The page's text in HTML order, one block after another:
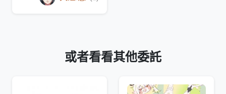
或者看看其他委託